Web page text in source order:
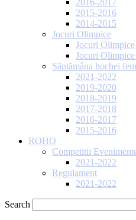
2016-2017
2015-2016
2014-2015
Jocuri Olimpice
Jocuri Olimpice
Jocuri
Săptămâna hochei
2021-2022
2019-2020
2018-2019
2017-2018
2016-2017
2015-2016
ROHO
Competitii
2021-2022
Regulament
2021-2022
Search